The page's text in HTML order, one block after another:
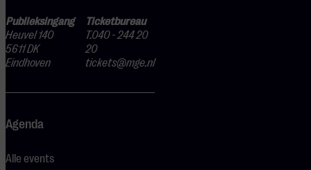
Publieksingang
Heuvel 140
5611 DK
Eindhoven
Ticketbureau
T.040 - 244 20
20
tickets@mge.nl
Agenda
Alle events